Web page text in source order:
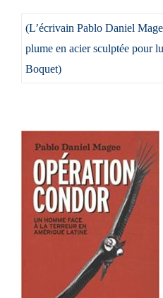
(L’écrivain Pablo Daniel
plume en acier sculptée pour
Boquet)